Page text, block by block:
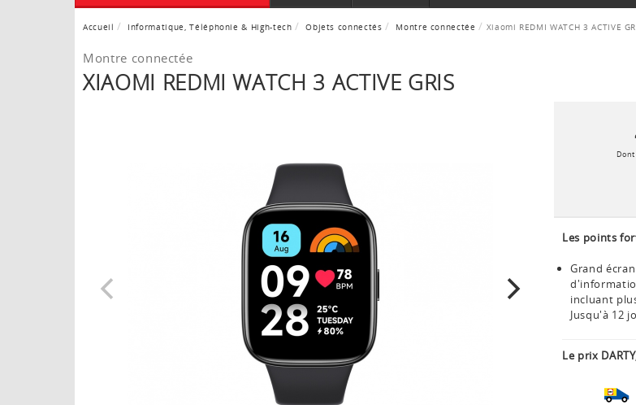
Accueil Informatique, Téléphonie & High-tech Objets connectés Montre connectée Xiaomi REDMI WATCH 3 ACTIVE
Montre connectée
XIAOMI REDMI WATCH 3 ACTIVE GRIS
Les points
Grand
incluant
Jusqu'à 12
Le prix